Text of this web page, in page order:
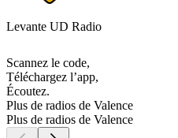
Levante UD Radio
Scannez le code,
Téléchargez l’app,
Écoutez.
Plus de radios de Valence
Plus de radios de Valence